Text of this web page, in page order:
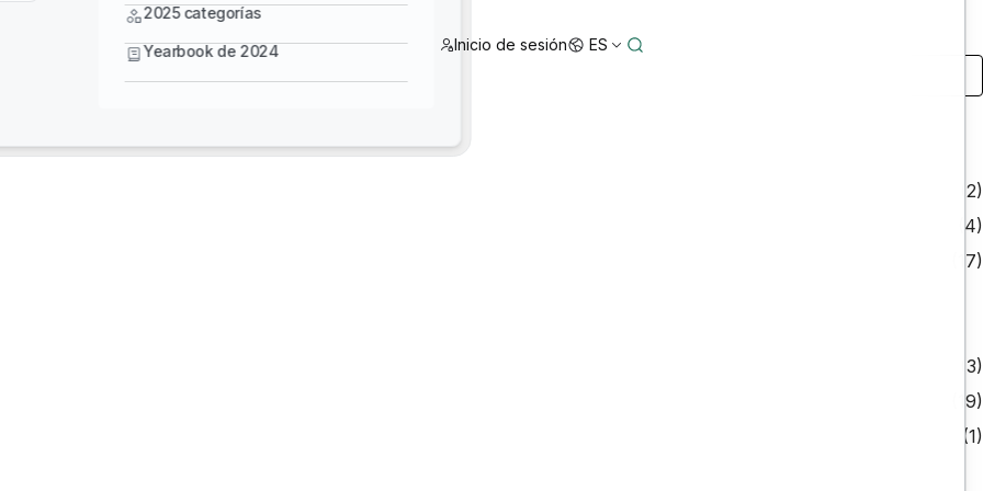
2025 categorías
Yearbook de 2024 Inicio de sesión ES
(2)
(4)
(17)
(3)
(19)
(1)